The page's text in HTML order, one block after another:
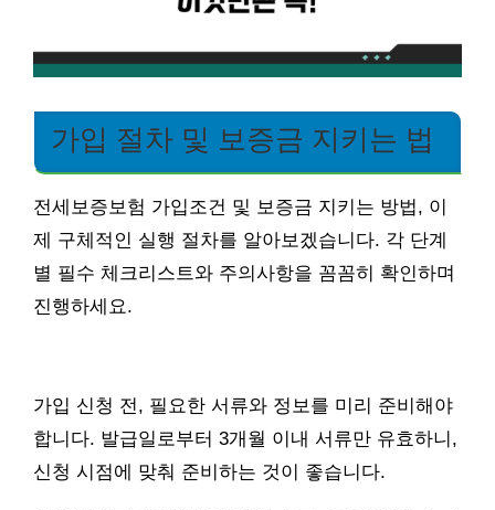
가입 절차 및 보증금 지키는 법
전세보증보험 가입조건 및 보증금 지키는 방법, 이
제 구체적인 실행 절차를 알아보겠습니다. 각 단계
별 필수 체크리스트와 주의사항을 꼼꼼히 확인하며
진행하세요.
가입 신청 전, 필요한 서류와 정보를 미리 준비해야
합니다. 발급일로부터 3개월 이내 서류만 유효하니,
신청 시점에 맞춰 준비하는 것이 좋습니다.